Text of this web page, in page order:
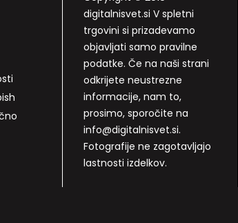
digitalnisvet.si V spletni
trgovini si prizadevamo
objavljati samo pravilne
podatke. Če na naši strani
odkrijete neustrezne
informacije, nam to,
prosimo, sporočite na
info@digitalnisvet.si.
Fotografije ne zagotavljajo
lastnosti izdelkov.